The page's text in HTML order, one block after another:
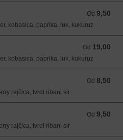
Od 9,50
Od 9,50 EUR
kobasica, paprika, luk, kukuruz
Od 19,00
Od 19,00 EUR
kobasica, paprika, luk, kukuruz
Od 8,50
Od 8,50 EUR
rajčica, tvrdi ribani sir
Od 9,50
Od 9,50 EUR
rajčica, tvrdi ribani sir